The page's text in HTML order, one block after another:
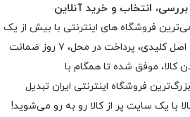
بررسی، انتخاب و خرید آنلاین
فروشگاه های اینترنتی با بیش از یک
دهه تجربه، با پایبندی به سه اصل کلیدی، پرداخت در محل، ۷ روز ضمانت
کالا، موفق شده تا همگام با
فروشگاه اینترنتی ایران تبدیل
با یک سایت پر از کالا رو به رو می‌شوید!